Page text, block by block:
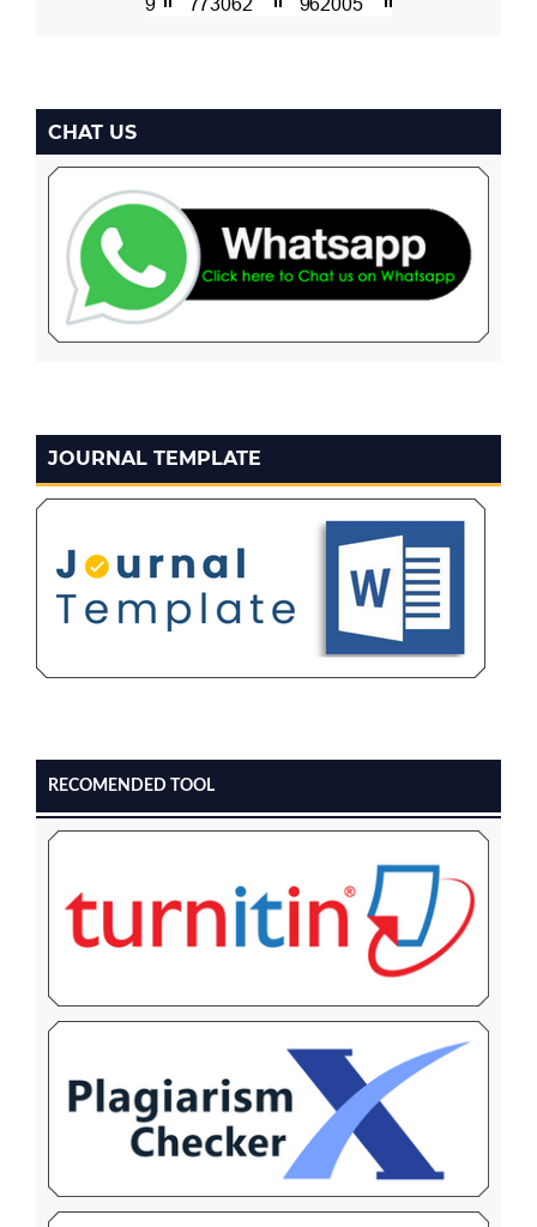
CHAT US
JOURNAL TEMPLATE
RECOMENDED TOOL